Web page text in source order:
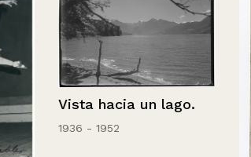
Vista hacia un lago.
1936 - 1952